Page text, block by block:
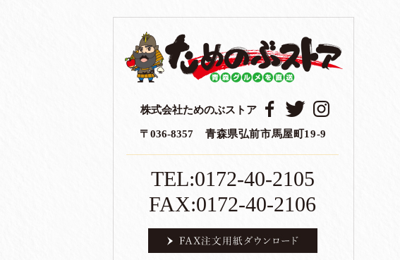
株式会社ためのぶストア
〒036-8357 青森県弘前市馬屋町19-9
TEL:0172-40-2105
FAX:0172-40-2106